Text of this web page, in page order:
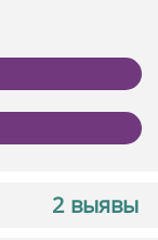
2 выявы